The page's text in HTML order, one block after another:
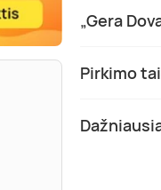
„Gera
Pirkimo